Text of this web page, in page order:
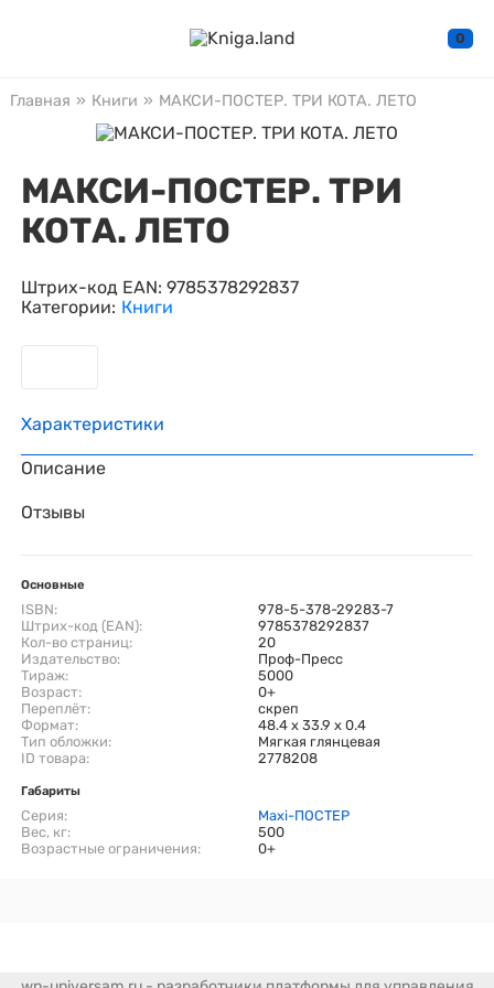
0
Главная » Книги » МАКСИ-ПОСТЕР. ТРИ КОТА. ЛЕТО
МАКСИ-ПОСТЕР. ТРИ
КОТА. ЛЕТО
Штрих-код EAN: 9785378292837
Категории: Книги
Характеристики
Описание
Отзывы
Основные
ISBN:
978-5-378-29283-7
Штрих-код (EAN):
9785378292837
Кол-во страниц:
20
Издательство:
Проф-Пресс
Тираж:
5000
Возраст:
0+
Переплёт:
скреп
Формат:
48.4 x 33.9 x 0.4
Тип обложки:
Мягкая глянцевая
ID товара:
2778208
Габариты
Серия:
Maxi-ПОСТЕР
Вес, кг:
500
Возрастные ограничения:
0+